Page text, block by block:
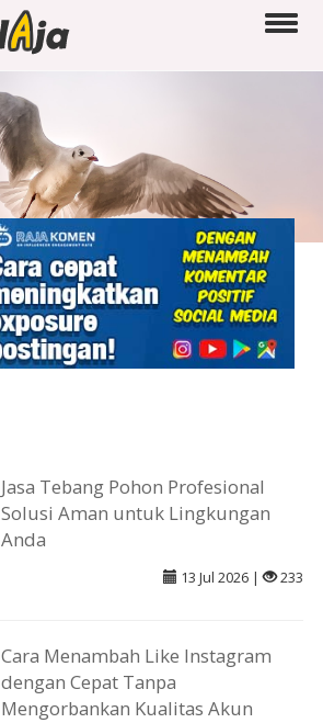
Jasa Tebang Pohon Profesional
Solusi Aman untuk Lingkungan
Anda
13 Jul 2026 | 233
Cara Menambah Like Instagram
dengan Cepat Tanpa
Mengorbankan Kualitas Akun